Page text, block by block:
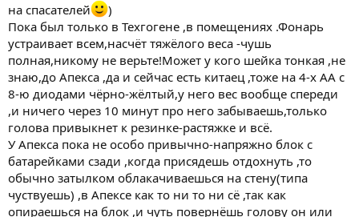
на спасателей
)
Пока был только в Техгогене ,в помещениях .Фонарь
устраивает всем,насчёт тяжёлого веса -чушь
полная,никому не верьте!Может у кого шейка тонкая ,не
знаю,до Апекса ,да и сейчас есть китаец ,тоже на 4-х АА с
8-ю диодами чёрно-жёлтый,у него вес вообще спереди
,и ничего через 10 минут про него забываешь,только
голова привыкнет к резинке-растяжке и всё.
У Апекса пока не особо привычно-напряжно блок с
батарейками сзади ,когда присядешь отдохнуть ,то
обычно затылком облакачиваешься на стену(типа
чуствуешь) ,в Апексе как то ни то ни сё ,так как
опираешься на блок ,и чуть повернёшь голову он или